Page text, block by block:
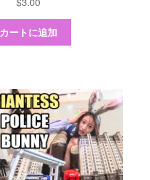
カートに追加